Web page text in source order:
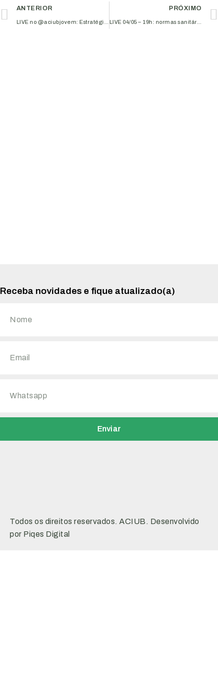
ANTERIOR
LIVE no @aciubjovem: Estratégias de Crédito para Pequenas Empresas
PRÓXIMO
LIVE 04/05 – 19h: normas sanitárias e a reabertura do comércio em Uberlândia
Receba novidades e fique atualizado(a)
Enviar
Todos os direitos reservados. ACIUB. Desenvolvido
por Piqes Digital